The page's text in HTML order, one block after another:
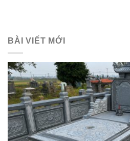
BÀI VIẾT MỚI